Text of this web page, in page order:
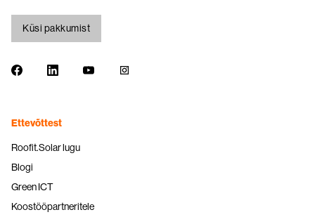
Küsi pakkumist
Ettevõttest
Roofit.Solar lugu
Blogi
Green ICT
Koostööpartneritele